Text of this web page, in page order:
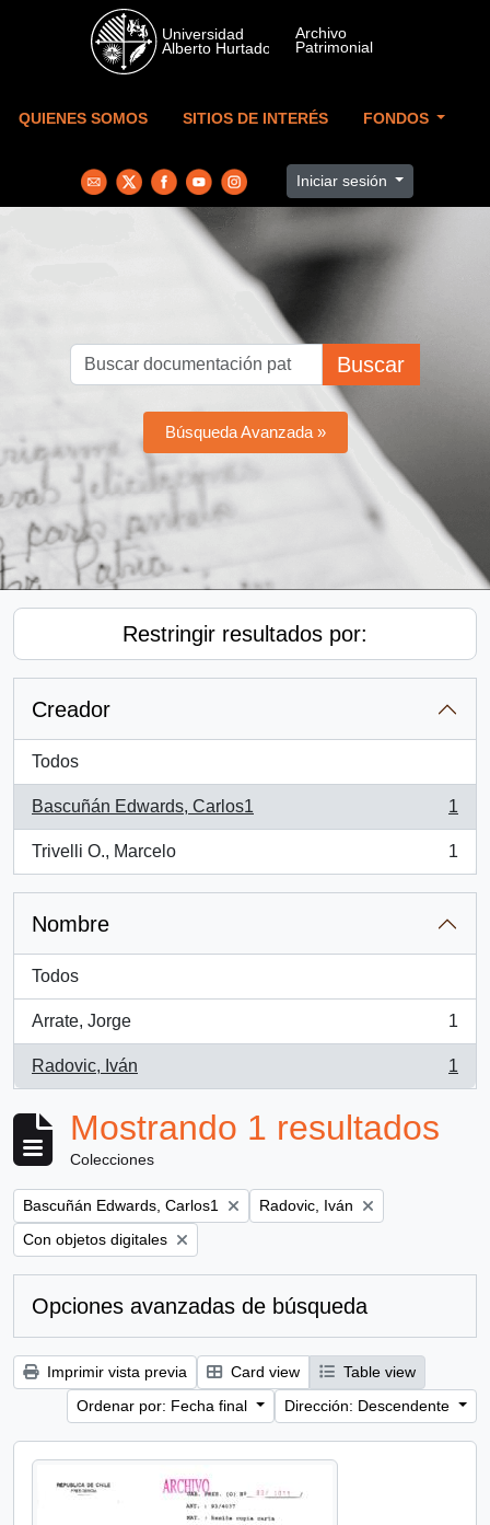
Skip to main content
QUIENES SOMOS SITIOS DE INTERÉS FONDOS
Iniciar sesión
Buscar
Búsqueda Avanzada »
Restringir resultados por:
Creador
Todos
Bascuñán Edwards, Carlos1
, 1 resultados
1
Trivelli O., Marcelo
, 1 resultados
1
Nombre
Todos
Arrate, Jorge
, 1 resultados
1
Radovic, Iván
, 1 resultados
1
Mostrando 1 resultados
Colecciones
Remove filter:
Bascuñán Edwards, Carlos1 Remove filter:
Radovic, Iván
Remove filter:
Con objetos digitales
Opciones avanzadas de búsqueda
Imprimir vista previa Card view
Table view
Ordenar por: Fecha final
Dirección: Descendente